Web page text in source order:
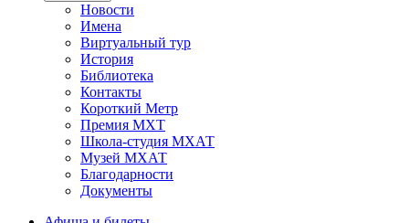
Новости
Имена
Виртуальный тур
История
Библиотека
Контакты
Короткий Метр
Премия МХТ
Школа-студия МХАТ
Музей МХАТ
Благодарности
Документы